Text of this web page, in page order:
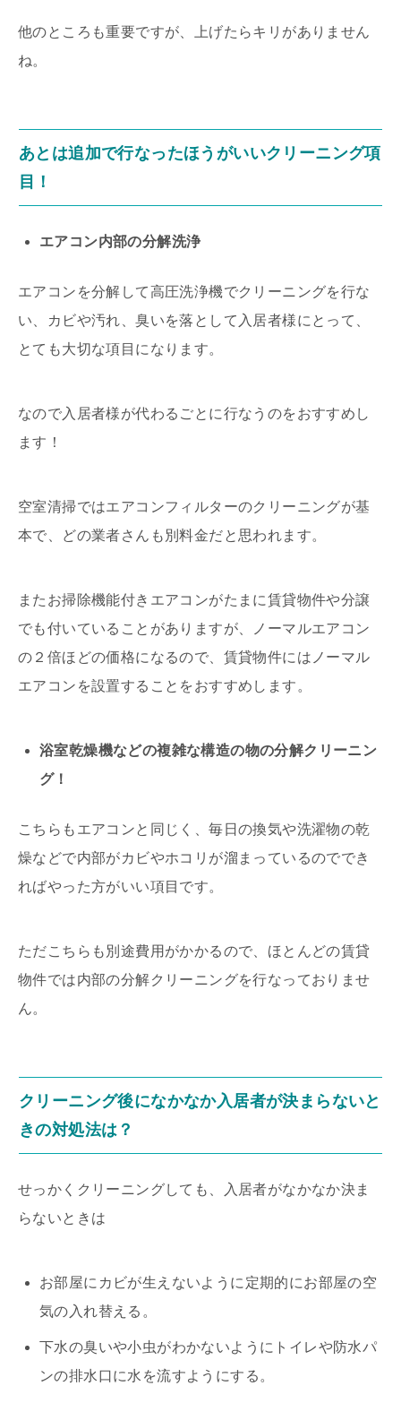
他のところも重要ですが、上げたらキリがありません
ね。
あとは追加で行なったほうがいいクリーニング項
目！
エアコン内部の分解洗浄
エアコンを分解して高圧洗浄機でクリーニングを行な
い、カビや汚れ、臭いを落として入居者様にとって、
とても大切な項目になります。
なので入居者様が代わるごとに行なうのをおすすめし
ます！
空室清掃ではエアコンフィルターのクリーニングが基
本で、どの業者さんも別料金だと思われます。
またお掃除機能付きエアコンがたまに賃貸物件や分譲
でも付いていることがありますが、ノーマルエアコン
の２倍ほどの価格になるので、賃貸物件にはノーマル
エアコンを設置することをおすすめします。
浴室乾燥機などの複雑な構造の物の分解クリーニン
グ！
こちらもエアコンと同じく、毎日の換気や洗濯物の乾
燥などで内部がカビやホコリが溜まっているのででき
ればやった方がいい項目です。
ただこちらも別途費用がかかるので、ほとんどの賃貸
物件では内部の分解クリーニングを行なっておりませ
ん。
クリーニング後になかなか入居者が決まらないと
きの対処法は？
せっかくクリーニングしても、入居者がなかなか決ま
らないときは
お部屋にカビが生えないように定期的にお部屋の空
気の入れ替える。
下水の臭いや小虫がわかないようにトイレや防水パ
ンの排水口に水を流すようにする。